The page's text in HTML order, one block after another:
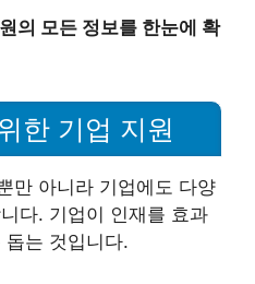
의 모든 정보를 한눈에 확
한 기업 지원
만 아니라 기업에도 다양
다. 기업이 인재를 효과
는 것입니다.